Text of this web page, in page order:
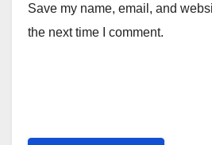
Save my name, email, and
the next time I comment.